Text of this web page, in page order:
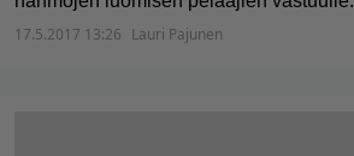
17.5.2017 13:26 Lauri Pajunen